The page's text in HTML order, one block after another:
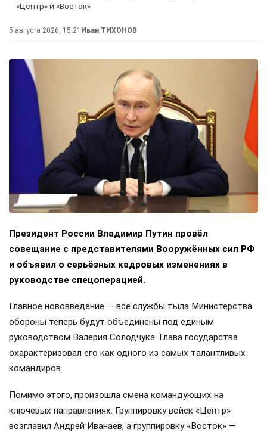
«Центр» и «Восток»
5 августа 2026, 15:21 Иван ТИХОНОВ
Президент России Владимир Путин провёл
совещание с представителями Вооружённых сил РФ
и объявил о серьёзных кадровых изменениях в
руководстве спецоперацией.
Главное нововведение — все службы тыла Министерства
обороны теперь будут объединены под единым
руководством Валерия Солодчука. Глава государства
охарактеризовал его как одного из самых талантливых
командиров.
Помимо этого, произошла смена командующих на
ключевых направлениях. Группировку войск «Центр»
возглавил Андрей Иванаев, а группировку «Восток» —